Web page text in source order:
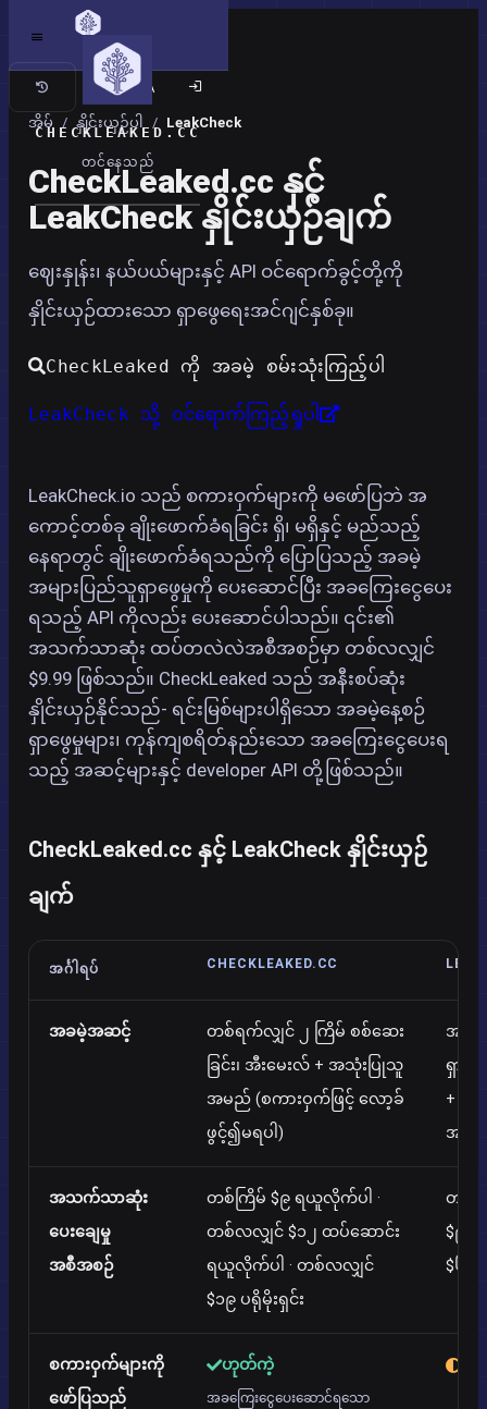
CHECKLEAKED.CC
တင်နေသည်
ကလက်စစ် ဆိုက်
အိမ် / နှိုင်းယှဉ်ပါ / LeakCheck
CheckLeaked.cc နှင့်
LeakCheck နှိုင်းယှဉ်ချက်
ဈေးနှုန်း၊ နယ်ပယ်များနှင့် API ဝင်ရောက်ခွင့်တို့ကို
နှိုင်းယှဉ်ထားသော ရှာဖွေရေးအင်ဂျင်နှစ်ခု။
CheckLeaked ကို အခမဲ့ စမ်းသုံးကြည့်ပါ
LeakCheck သို့ ဝင်ရောက်ကြည့်ရှုပါ
LeakCheck.io သည် စကားဝှက်များကို မဖော်ပြဘဲ အ
ကောင့်တစ်ခု ချိုးဖောက်ခံရခြင်း ရှိ၊ မရှိနှင့် မည်သည့်
နေရာတွင် ချိုးဖောက်ခံရသည်ကို ပြောပြသည့် အခမဲ့
အများပြည်သူရှာဖွေမှုကို ပေးဆောင်ပြီး အခကြေးငွေပေး
ရသည့် API ကိုလည်း ပေးဆောင်ပါသည်။ ၎င်း၏
အသက်သာဆုံး ထပ်တလဲလဲအစီအစဉ်မှာ တစ်လလျှင်
$9.99 ဖြစ်သည်။ CheckLeaked သည် အနီးစပ်ဆုံး
နှိုင်းယှဉ်နိုင်သည်- ရင်းမြစ်များပါရှိသော အခမဲ့နေ့စဉ်
ရှာဖွေမှုများ၊ ကုန်ကျစရိတ်နည်းသော အခကြေးငွေပေးရ
သည့် အဆင့်များနှင့် developer API တို့ဖြစ်သည်။
CheckLeaked.cc နှင့် LeakCheck နှိုင်းယှဉ်
ချက်
အင်္ဂါရပ် CHECKLEAKED.CC
အခမဲ့အဆင့်
တစ်ရက်လျှင် ၂ ကြိမ် စစ်ဆေး
ခြင်း၊ အီးမေးလ် + အသုံးပြုသူ
အမည် (စကားဝှက်ဖြင့် လော့ခ်
ဖွင့်၍မရပါ)
အခမဲ့
ရှာဖွ
+ အ
အသုံ
အသက်သာဆုံး
ပေးချေမှု
အစီအစဉ်
တစ်ကြိမ် $၉ ရယူလိုက်ပါ ·
တစ်လလျှင် $၁၂ ထပ်ဆောင်း
ရယူလိုက်ပါ · တစ်လလျှင်
$၁၉ ပရိုမိုးရှင်း
တစ်ရ
$၉.
$၆၉.
စကားဝှက်များကို
ဖော်ပြသည်
ဟုတ်ကဲ့
အခကြေးငွေပေးဆောင်ရသော